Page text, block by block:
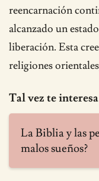
reencarnación
alcanzado un
liberación. Esta
religiones
Tal vez te interesa
La Biblia y las
malos sueños?